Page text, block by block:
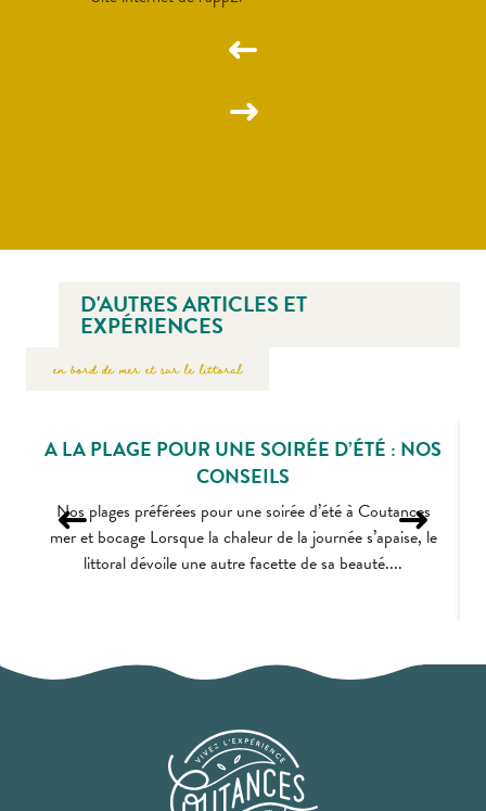
D'AUTRES ARTICLES ET
EXPÉRIENCES
en bord de mer et sur le littoral
A LA PLAGE POUR UNE SOIRÉE D’ÉTÉ : NOS
CONSEILS
Nos plages préférées pour une soirée d’été à Coutances
mer et bocage Lorsque la chaleur de la journée s’apaise, le
littoral dévoile une autre facette de sa beauté....